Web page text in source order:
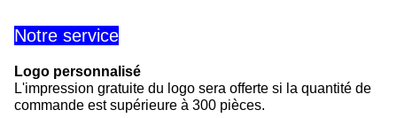
Notre service
Logo personnalisé
L'impression gratuite du logo sera offerte si la quantité de
commande est supérieure à 300 pièces.